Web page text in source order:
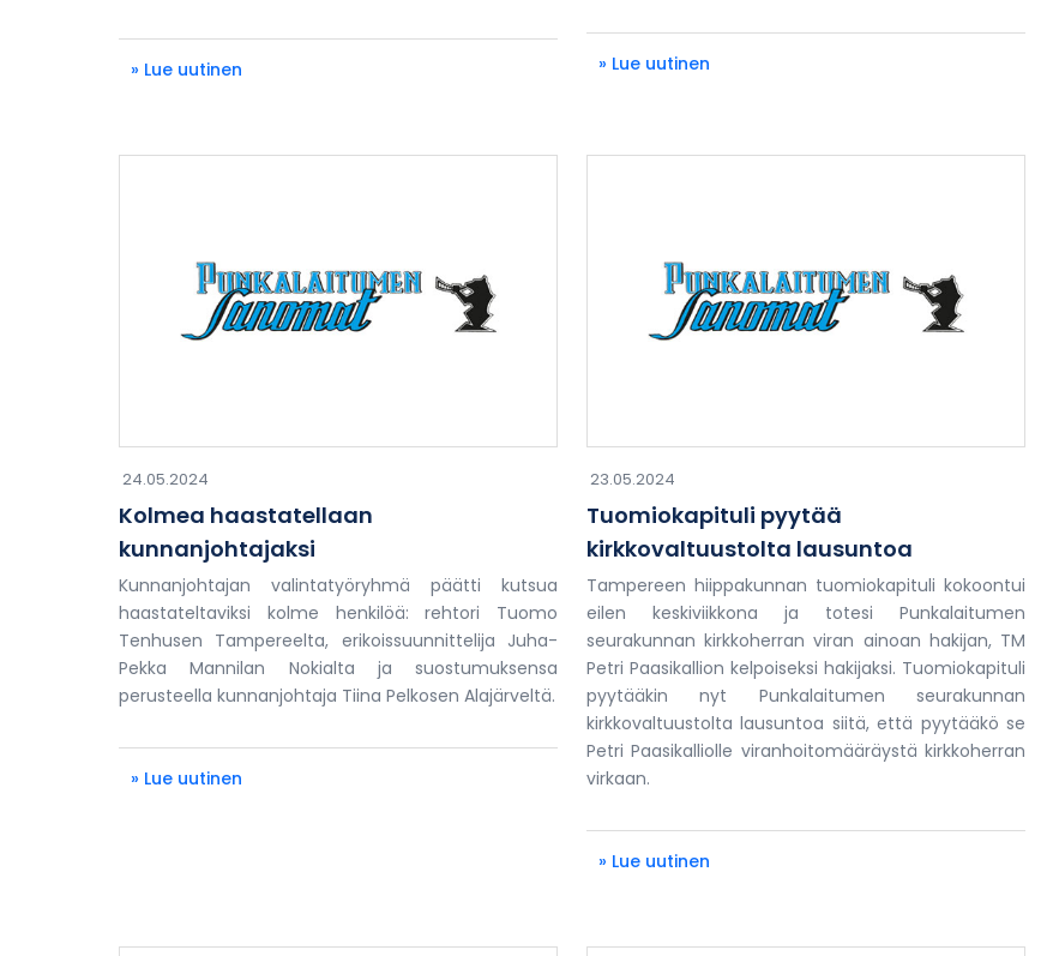
» Lue uutinen » Lue uutinen
24.05.2024
Kolmea haastatellaan
kunnanjohtajaksi
Kunnanjohtajan valintatyöryhmä päätti kutsua
haastateltaviksi kolme henkilöä: rehtori Tuomo
Tenhusen Tampereelta, erikoissuunnittelija Juha-
Pekka Mannilan Nokialta ja suostumuksensa
perusteella kunnanjohtaja Tiina Pelkosen Alajärveltä.
» Lue uutinen
23.05.2024
Tuomiokapituli pyytää
kirkkovaltuustolta lausuntoa
Tampereen hiippakunnan tuomiokapituli kokoontui
eilen keskiviikkona ja totesi Punkalaitumen
seurakunnan kirkkoherran viran ainoan hakijan, TM
Petri Paasikallion kelpoiseksi hakijaksi. Tuomiokapituli
pyytääkin nyt Punkalaitumen seurakunnan
kirkkovaltuustolta lausuntoa siitä, että pyytääkö se
Petri Paasikalliolle viranhoitomääräystä kirkkoherran
virkaan.
» Lue uutinen